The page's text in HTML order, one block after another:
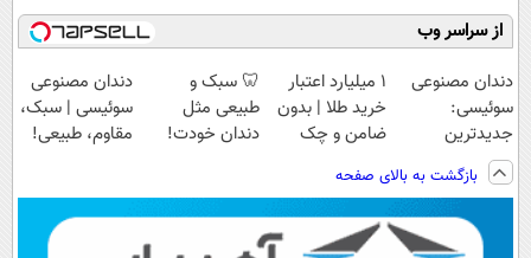
از سراسر وب
دندان مصنوعی
سوئیسی:
جدیدترین
فناوری اروپا،
سبک و مقاوم |
پرداخت قسطی
۱ میلیارد اعتبار
خرید طلا | بدون
ضامن و چک
🦷 سبک و
طبیعی مثل
دندان خودت!
💳 📍 تهران
دندان مصنوعی
سوئیسی | سبک،
مقاوم، طبیعی!
اقساطی😍
بازگشت به بالای صفحه